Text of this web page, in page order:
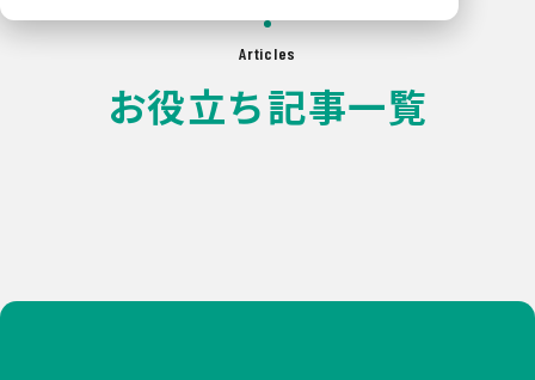
Articles
お役立ち記事一覧